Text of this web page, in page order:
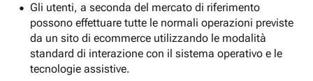
Gli utenti, a seconda del mercato di riferimento
possono effettuare tutte le normali operazioni previste
da un sito di ecommerce utilizzando le modalità
standard di interazione con il sistema operativo e le
tecnologie assistive.